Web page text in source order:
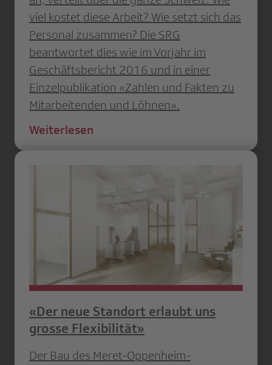
viel kostet diese Arbeit? Wie setzt sich das
Personal zusammen? Die SRG
beantwortet dies wie im Vorjahr im
Geschäftsbericht 2016 und in einer
Einzelpublikation «Zahlen und Fakten zu
Mitarbeitenden und Löhnen».
Weiterlesen
«Der neue Standort erlaubt uns
grosse Flexibilität»
Der Bau des Meret-Oppenheim-